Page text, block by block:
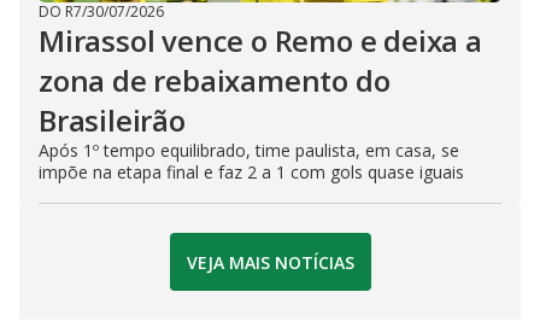
DO R7/30/07/2026
Mirassol vence o Remo e deixa a
zona de rebaixamento do
Brasileirão
Após 1º tempo equilibrado, time paulista, em casa, se
impõe na etapa final e faz 2 a 1 com gols quase iguais
VEJA MAIS NOTÍCIAS